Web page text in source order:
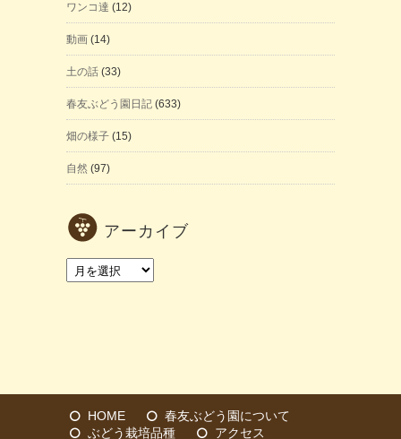
ワンコ達 (12)
動画 (14)
土の話 (33)
春友ぶどう園日記 (633)
畑の様子 (15)
自然 (97)
アーカイブ
ア
HOME
春友ぶどう園について
ぶどう栽培品種
アクセス